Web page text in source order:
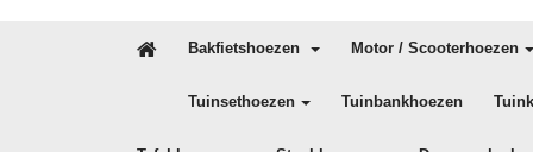
Bakfietshoezen Motor / Scooterhoezen
Tuinsethoezen Tuinbankhoezen